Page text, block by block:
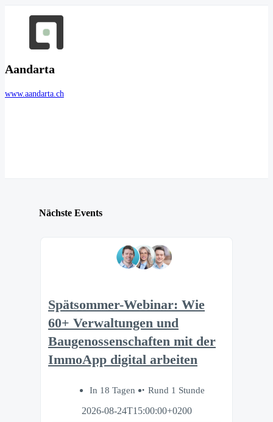
Aandarta
www.aandarta.ch
Nächste Events
Spätsommer-Webinar: Wie
60+ Verwaltungen und
Baugenossenschaften mit der
ImmoApp digital arbeiten
In 18 Tagen
Rund 1 Stunde
2026-08-24T15:00:00+0200